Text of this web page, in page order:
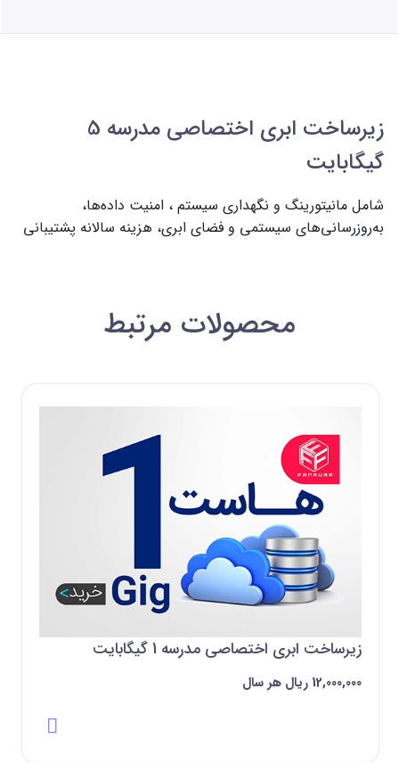
زیرساخت ابری اختصاصی مدرسه 5
گیگابایت
شامل مانیتورینگ و نگهداری سیستم ، امنیت داده‌ها،
به‌روزرسانی‌های سیستمی و فضای ابری، هزینه سالانه پشتیبانی
محصولات مرتبط
زیرساخت ابری اختصاصی مدرسه 1 گیگابایت
12,000,000 ‌ریال هر سال